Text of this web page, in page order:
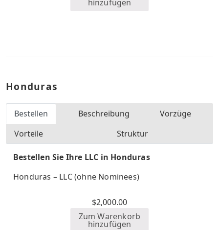
hinzufügen
Honduras
Bestellen Beschreibung
Vorzüge
Vorteile
Struktur
Bestellen Sie Ihre LLC in Honduras
Honduras – LLC (ohne Nominees)
$2,000.00
Zum Warenkorb
hinzufügen